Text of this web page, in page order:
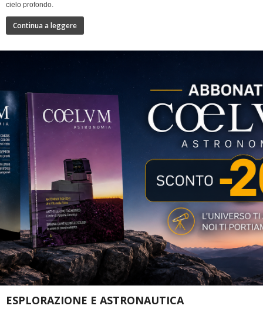
cielo profondo.
Continua a leggere
ESPLORAZIONE E ASTRONAUTICA